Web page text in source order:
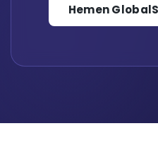
Hemen